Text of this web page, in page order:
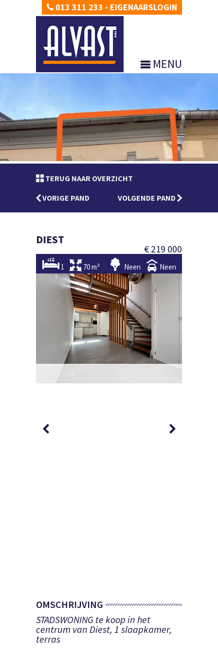
013 311 233 - EIGENAARSLOGIN
MENU
TERUG NAAR OVERZICHT
VORIGE PAND
VOLGENDE PAND
DIEST
€ 219 000
1 70 m² Neen Neen
Foto 2/16
OMSCHRIJVING
STADSWONING te koop in het
centrum van Diest, 1 slaapkamer,
terras